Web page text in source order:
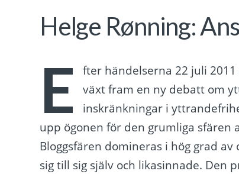
Helge Rønning:
E
fter händelserna 22 juli
växt fram en ny debatt om
inskränkningar i
upp ögonen för den grumliga sfären
Bloggsfären domineras i hög grad
sig till sig själv och likasinnade. Den